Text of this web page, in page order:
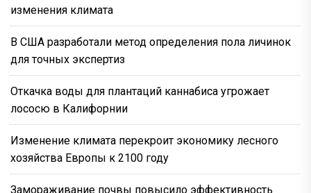
изменения климата
В США разработали метод определения пола личинок
для точных экспертиз
Откачка воды для плантаций каннабиса угрожает
лососю в Калифорнии
Изменение климата перекроит экономику лесного
хозяйства Европы к 2100 году
Замораживание почвы повысило эффективность